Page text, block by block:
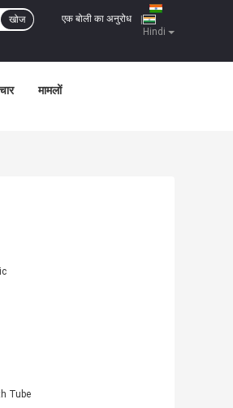
Hindi
एक बोली का अनुरोध
खोज
मामलों
Tube